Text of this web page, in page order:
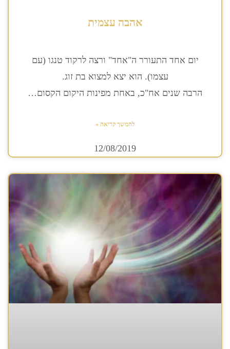
אהבה עצמית
יום אחד התעורר ה"אחד" ורצה לרקוד טנגו (עם
עצמו). הוא יצא למצוא בת זוג.
הרבה שנים אח"כ, באחת מפינות היקום הקסום…
להמשך קריאה »
12/08/2019